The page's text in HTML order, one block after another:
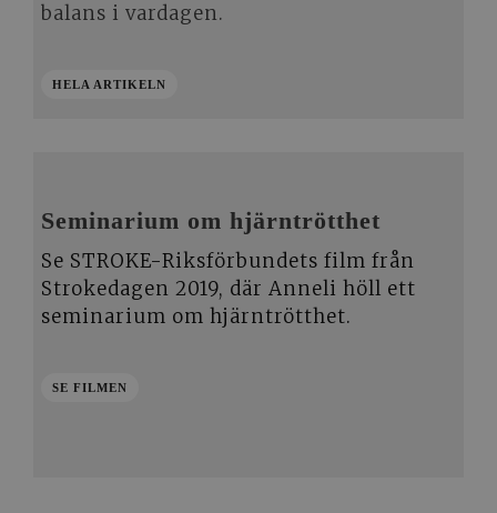
balans i vardagen.
HELA ARTIKELN
Seminarium om hjärntrötthet
Se STROKE-Riksförbundets film från
Strokedagen 2019, där Anneli höll ett
seminarium om hjärntrötthet.
SE FILMEN